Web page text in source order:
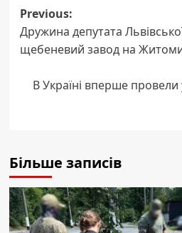
Post
navigation
Previous:
Дружина депутата
щебеневий завод на
В Україні вперше провели
Більше записів